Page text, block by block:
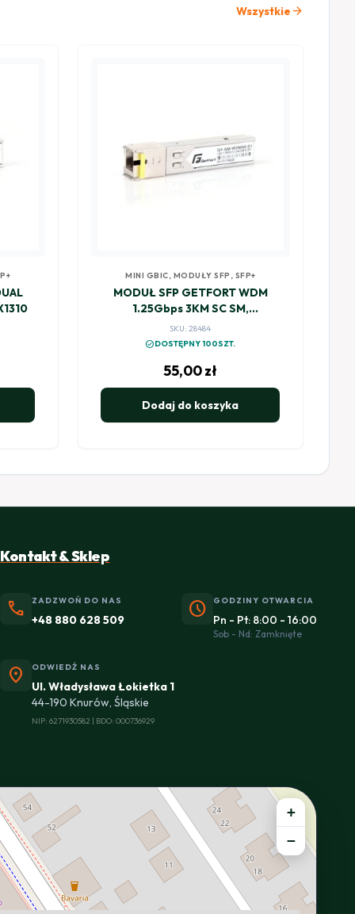
Wszystkie arrow_forward
MINI GBIC, MODUŁY SFP , SFP+
MODUŁ SFP GETFORT WDM
1.25Gbps 3KM SC SM,
TX1550/RX1310
SKU: 28484
check_circleDOSTĘPNY 100SZT.
55,00zł
Dodaj do koszyka
Kontakt & Sklep
phone ZADZWOŃ DO NAS
+48 880 628 509 schedule GODZINY OTWARCIA
Pn - Pt: 8:00 - 16:00
Sob - Nd: Zamknięte
location_on ODWIEDŹ NAS
Ul. Władysława Łokietka 1
44-190 Knurów, Śląskie
NIP: 6271930582 | BDO: 000736929
+
−